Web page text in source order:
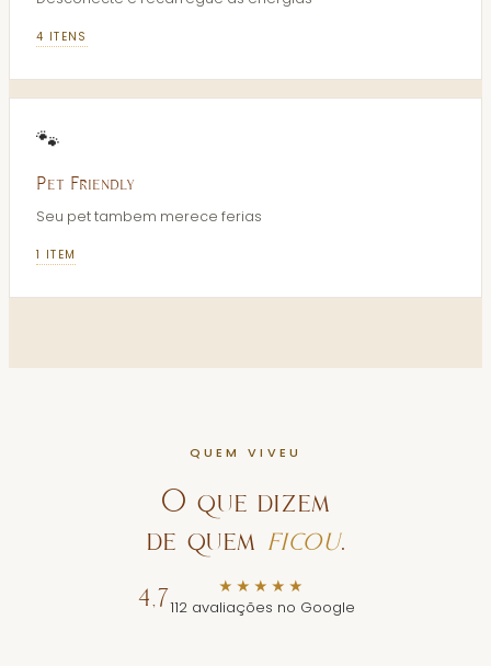
4 ITENS
🐾
Pet Friendly
Seu pet tambem merece ferias
1 ITEM
QUEM VIVEU
O que dizem
de quem ficou.
4,7
★★★★★
112 avaliações no Google